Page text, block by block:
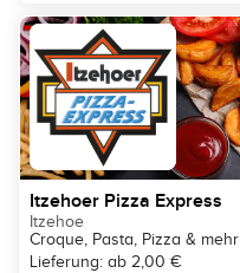
Itzehoer Pizza Express
Itzehoe
Croque, Pasta, Pizza & mehr
Lieferung: ab 2,00 €